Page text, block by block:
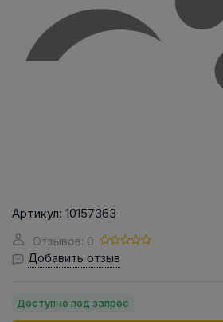
Артикул: 10157363
Отзывов: 0
Добавить отзыв
Доступно под запрос